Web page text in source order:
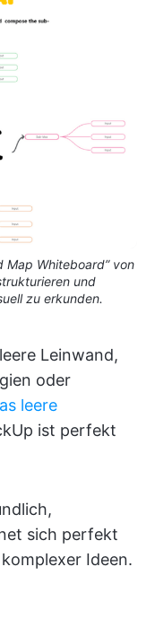
Map Whiteboard” von
und
zu erkunden.
Leinwand,
oder
leere
ist perfekt
sich perfekt
Ideen.